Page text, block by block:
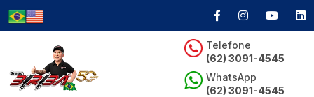
Telefone
(62) 3091-4545
WhatsApp
(62) 3091-4545